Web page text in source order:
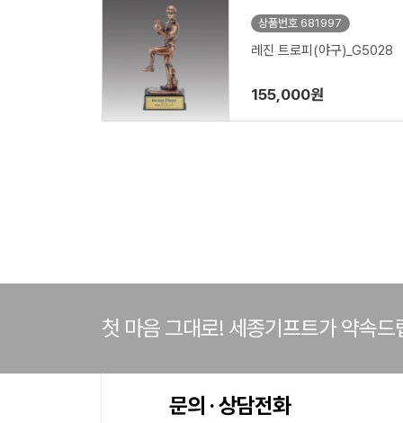
상품번호 681997
레진 트로피(야구)_G5028
155,000원
첫 마음 그대로! 세종기프트가 약속드
문의 · 상담전화